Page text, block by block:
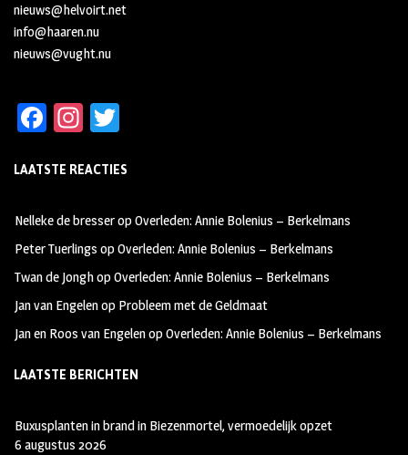
nieuws@helvoirt.net
info@haaren.nu
nieuws@vught.nu
Fa
b
oo
k
In
ag
m
tt
LAATSTE REACTIES
Nelleke de bresseropOverleden: Annie Bolenius – Berkelmans
Peter Tuerlings opOverleden: Annie Bolenius – Berkelmans
Twan de JonghopOverleden: Annie Bolenius – Berkelmans
Jan van Engelenop Probleem met de Geldmaat
Jan en Roos van EngelenopOverleden: Annie Bolenius – Berkelmans
LAATSTE BERICHTEN
Buxusplanten in brand in Biezenmortel, vermoedelijk opzet
6 augustus 2026